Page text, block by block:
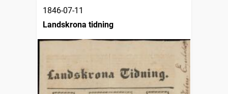
1846-07-11
Landskrona tidning